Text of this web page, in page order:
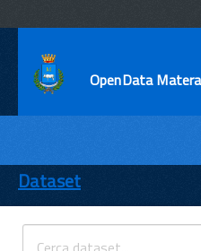
OpenData Matera
ENTI
TEMI
INFORMAZIONI
Dataset